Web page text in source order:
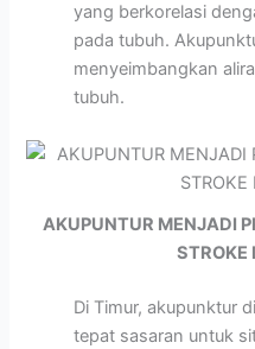
yang berkorelasi
pada tubuh.
menyeimbangkan
tubuh.
AKUPUNTUR MENJADI
STROKE
Di Timur, akupunktur
tepat sasaran untuk